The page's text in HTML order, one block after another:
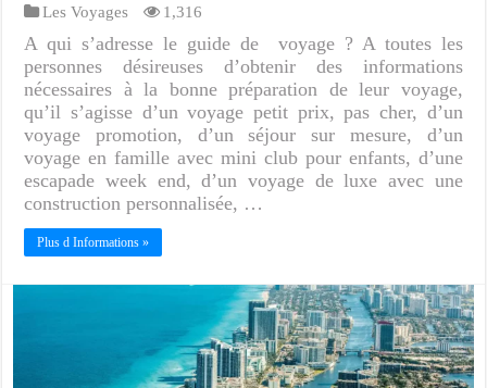
Les Voyages 1,316
A qui s’adresse le guide de voyage ? A toutes les
personnes désireuses d’obtenir des informations
nécessaires à la bonne préparation de leur voyage,
qu’il s’agisse d’un voyage petit prix, pas cher, d’un
voyage promotion, d’un séjour sur mesure, d’un
voyage en famille avec mini club pour enfants, d’une
escapade week end, d’un voyage de luxe avec une
construction personnalisée, …
Plus d Informations »